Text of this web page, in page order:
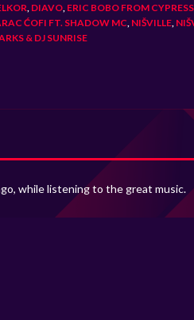
DIAVO ERIC BOBO FROM
ĆOFI FT. SHADOW MC NIŠVILLE
& DJ SUNRISE
while listening to the great music.